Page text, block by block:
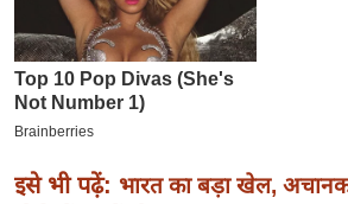
प
र
मि
ल
इसे भी पढ़ें: भारत का बड़ा खेल,